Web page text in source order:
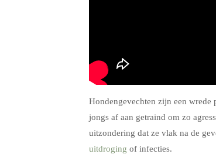
Hondengevechten zijn een
jongs af aan getraind om zo
uitzondering dat ze vlak na de
uitdroging of infecties.